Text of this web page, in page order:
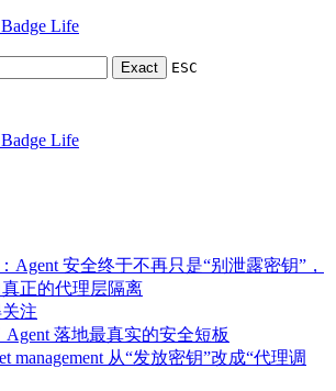
Badge Life
Exact
ESC
Badge Life
Agent 安全终于不再只是“别泄露密钥”，
正的代理层隔离
注
Agent 落地最真实的安全短板
management 从“发放密钥”改成“代理调